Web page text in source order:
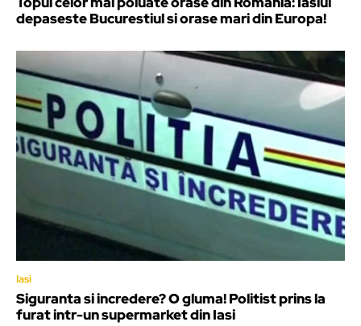
depaseste Bucurestiul si orase mari din Europa!
Iasi
Siguranta si incredere? O gluma! Politist prins la
furat intr-un supermarket din Iasi